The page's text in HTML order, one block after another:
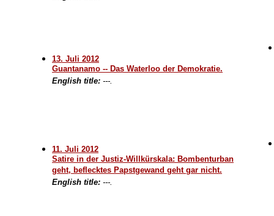
13. Juli 2012
Guantanamo -- Das Waterloo der Demokratie.
English title: ---.
11. Juli 2012
Satire in der Justiz-Willkürskala: Bombenturban
geht, beflecktes Papstgewand geht gar nicht.
English title: ---.